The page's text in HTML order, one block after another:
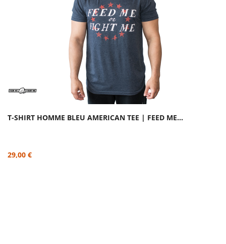
T-SHIRT HOMME BLEU AMERICAN TEE | FEED ME...
29,00 €